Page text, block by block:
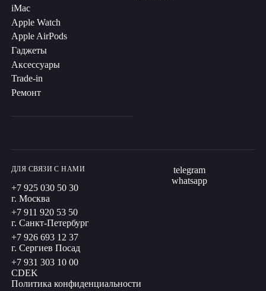
iMac
Apple Watch
Apple AirPods
Гаджеты
Аксессуары
Trade-in
Ремонт
ДЛЯ СВЯЗИ С НАМИ
+7 925 030 50 30
г. Москва
+7 911 920 53 50
г. Санкт-Петербург
+7 926 693 12 37
г. Сергиев Посад
+7 931 303 10 00
CDEK
telegram
whatsapp
Политика конфиденциальности